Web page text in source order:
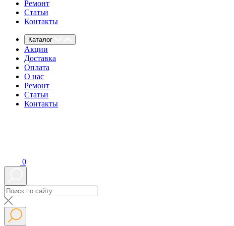
Ремонт
Статьи
Контакты
Каталог
Акции
Доставка
Оплата
О нас
Ремонт
Статьи
Контакты
0